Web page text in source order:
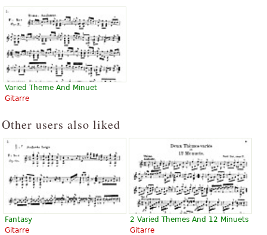
Varied Theme And Minuet
Gitarre
Other users also liked
Fantasy
Gitarre
2 Varied Themes And 12 Minuets
Gitarre